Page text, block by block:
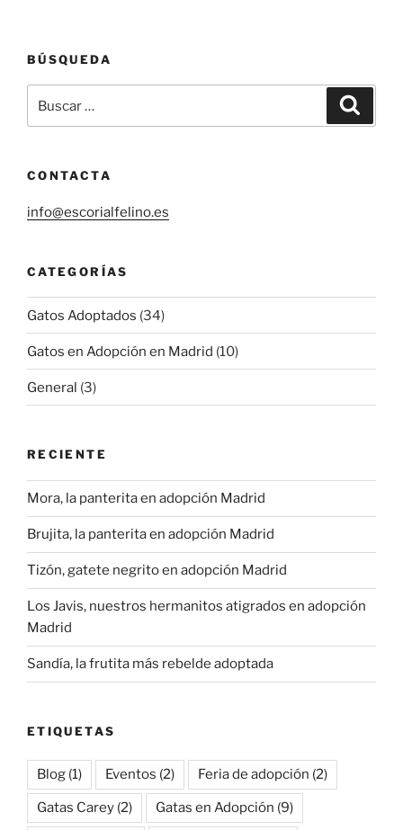
BÚSQUEDA
por:
CONTACTA
info@escorialfelino.es
CATEGORÍAS
Gatos Adoptados (34)
Gatos en Adopción en Madrid (10)
General (3)
RECIENTE
Mora, la panterita en adopción Madrid
Brujita, la panterita en adopción Madrid
Tizón, gatete negrito en adopción Madrid
Los Javis, nuestros hermanitos atigrados en adopción
Madrid
Sandía, la frutita más rebelde adoptada
ETIQUETAS
Blog (1) Eventos (2) Feria de adopción (2)
Gatas Carey (2) Gatas en Adopción (9)